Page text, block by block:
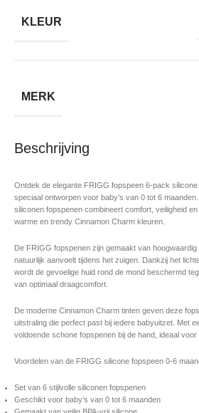
KLEUR
MERK
Beschrijving
Ontdek de elegante FRIGG fopspeen 6-pack
speciaal ontworpen voor baby’s van 0 tot 6
siliconen fopspenen combineert comfort, veiligheid
warme en trendy Cinnamon Charm kleuren.
De FRIGG fopspenen zijn gemaakt van
natuurlijk aanvoelt tijdens het zuigen. Dankzij het
wordt de gevoelige huid rond de mond beschermd
van optimaal draagcomfort.
De moderne Cinnamon Charm tinten geven deze
uitstraling die perfect past bij iedere babyuitzet. Met
voldoende schone fopspenen bij de hand, ideaal voor
Voordelen van de FRIGG silicone fopspeen 0-6
Set van 6 stijlvolle siliconen fopspenen
Geschikt voor baby’s van 0 tot 6 maanden